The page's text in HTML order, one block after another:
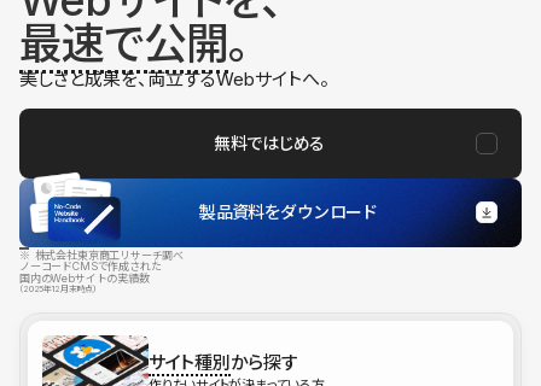
最速で公開。
美しさと成果を、両立するWebサイトへ。
無料ではじめる
製品資料をダウンロード
※ 株式会社東京商工リサーチ調べ
ノーコードCMSで作成された
国内のWebサイトの実績数
（2025年12月末時点）
サイト種別から探す